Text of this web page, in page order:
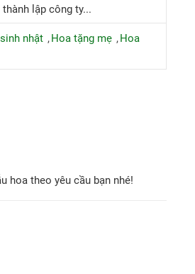
lập công ty...
nhật Hoa tặng mẹ
Hoa
hoa theo yêu cầu bạn nhé!